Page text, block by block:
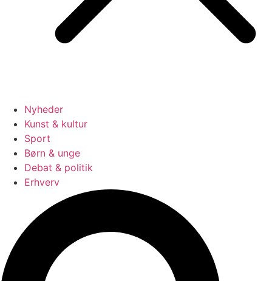
Nyheder
Kunst & kultur
Sport
Børn & unge
Debat & politik
Erhverv